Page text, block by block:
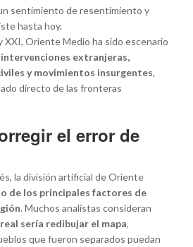
sentimiento de resentimiento y
hasta hoy.
XXI, Oriente Medio ha sido escenario
extranjeras,
y movimientos insurgentes,
directo de las fronteras
el error de
la división artificial de Oriente
de los principales factores de
. Muchos analistas consideran
sería redibujar el mapa,
que fueron separados puedan